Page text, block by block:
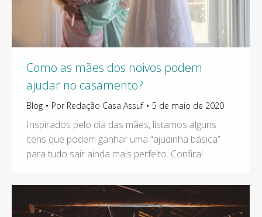
Como as mães dos noivos podem
ajudar no casamento?
Blog Por Redação Casa Assuf 5 de maio de 2020
Inspirados pelo dia das mães, listamos alguns
itens que podem ganhar uma “ajudinha básica”
para tudo sair ainda mais perfeito. Confira!